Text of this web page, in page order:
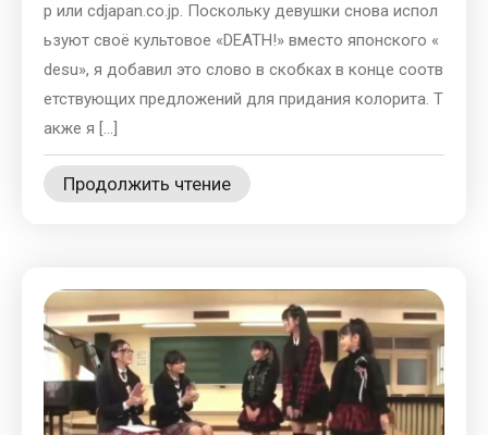
p или cdjapan.co.jp. Поскольку девушки снова испол
ьзуют своё культовое «DEATH!» вместо японского «
desu», я добавил это слово в скобках в конце соотв
етствующих предложений для придания колорита. Т
акже я […]
Продолжить чтение